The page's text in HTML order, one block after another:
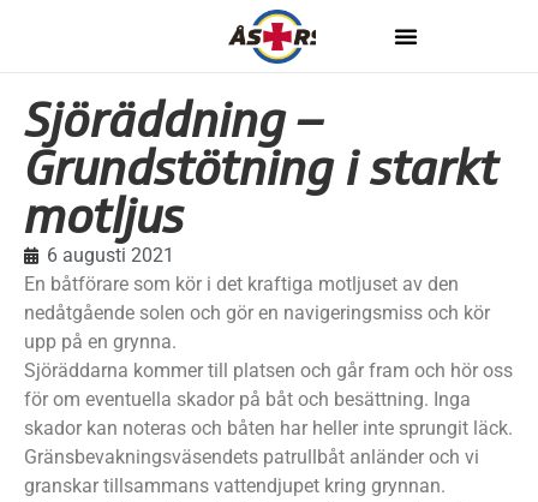
Sjöräddning –
Grundstötning i starkt
motljus
6 augusti 2021
En båtförare som kör i det kraftiga motljuset av den
nedåtgående solen och gör en navigeringsmiss och kör
upp på en grynna.
Sjöräddarna kommer till platsen och går fram och hör oss
för om eventuella skador på båt och besättning. Inga
skador kan noteras och båten har heller inte sprungit läck.
Gränsbevakningsväsendets patrullbåt anländer och vi
granskar tillsammans vattendjupet kring grynnan.